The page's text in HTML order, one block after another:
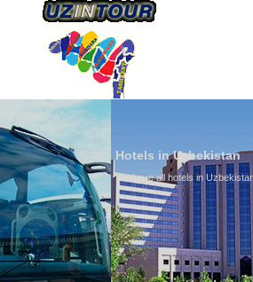
Hotels in Uzbekistan
We have all hotels in Uzbekistan